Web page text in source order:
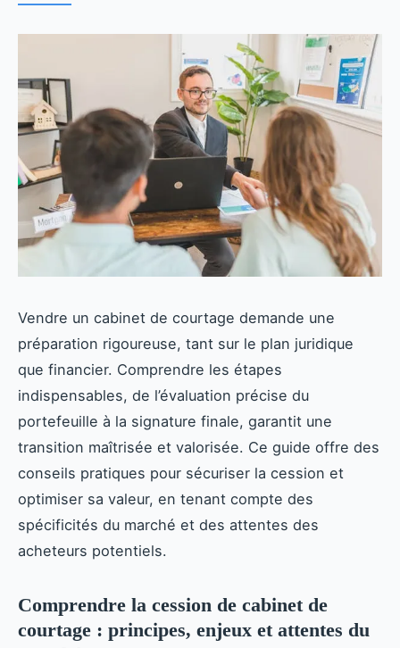
Vendre un cabinet de courtage demande une
préparation rigoureuse, tant sur le plan juridique
que financier. Comprendre les étapes
indispensables, de l’évaluation précise du
portefeuille à la signature finale, garantit une
transition maîtrisée et valorisée. Ce guide offre des
conseils pratiques pour sécuriser la cession et
optimiser sa valeur, en tenant compte des
spécificités du marché et des attentes des
acheteurs potentiels.
Comprendre la cession de cabinet de
courtage : principes, enjeux et attentes du